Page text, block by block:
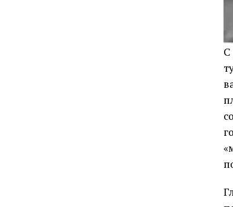
С